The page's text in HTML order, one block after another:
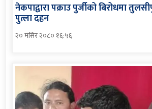
नेकपाद्वारा पक्राउ पुर्जीको बिरोधमा
पुत्ला दहन
२० मंसिर २०८० १६:५६